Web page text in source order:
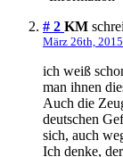
# 2 KM
März 26th,
ich weiß
man ihnen
Auch die
deutschen
sich, auch
Ich denke,